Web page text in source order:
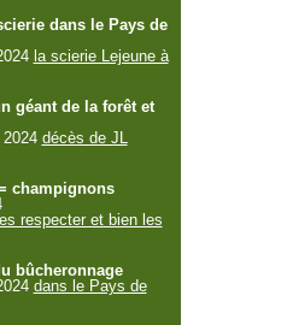
dans le Pays de
la scierie Lejeune à
géant de la forêt et
décès de JL
champignons
respecter et bien les
bûcheronnage
dans le Pays de